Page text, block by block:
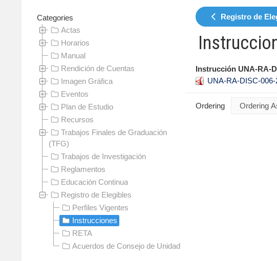
Registro de
Instrucción UNA-RA-
UNA-RA-DISC-006-
Ordering
Categories
Actas
Horarios
Manual
Rendición de Cuentas
Imagen Gráfica
Eventos
Plan de Estudio
Recursos
Trabajos Finales de Graduación
(TFG)
Trabajos de Investigación
Reglamentos
Educación Continua
Registro de Elegibles
Perfiles Vigentes
Instrucciones
RETA
Acuerdos de Consejo de Unidad